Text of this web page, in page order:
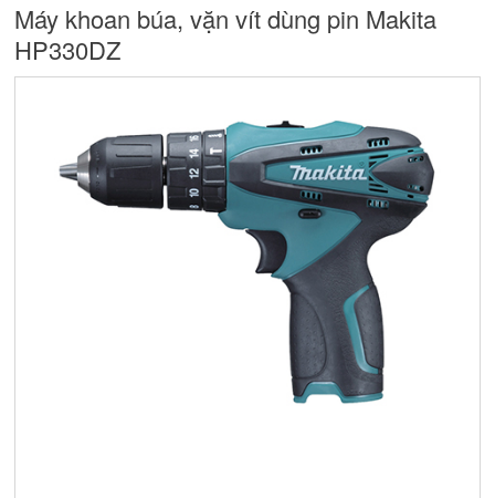
Máy khoan búa, vặn vít dùng pin Makita
HP330DZ